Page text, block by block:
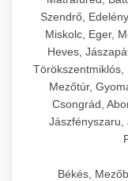
Szendrő,
Miskolc, Eger,
Heves,
Törökszentmiklós,
Mezőtúr,
Csongrád,
Jászfényszaru,
Békés,